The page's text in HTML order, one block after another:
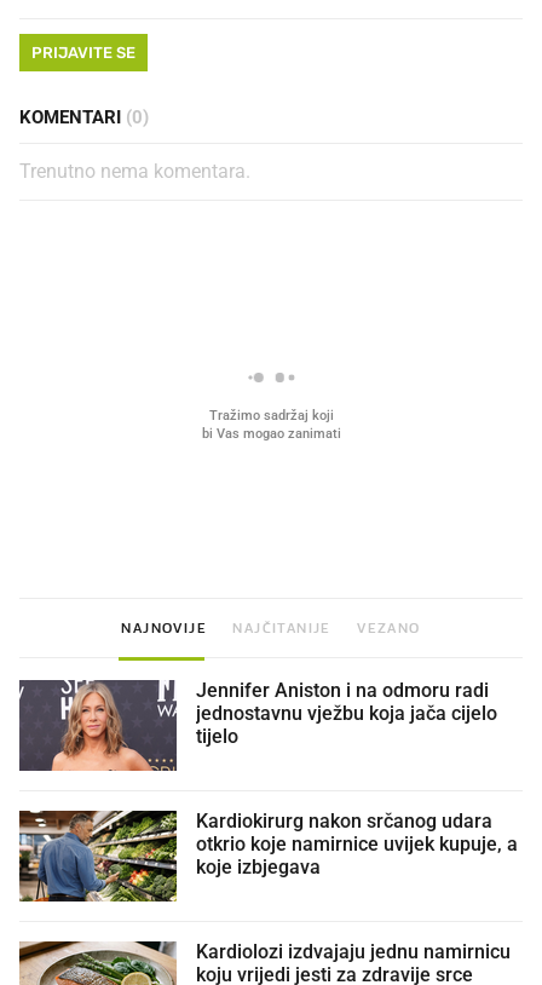
PRIJAVITE SE
KOMENTARI (0)
Trenutno nema komentara.
NAJNOVIJE NAJČITANIJE VEZANO
Jennifer Aniston i na odmoru radi
jednostavnu vježbu koja jača cijelo
tijelo
Kardiokirurg nakon srčanog udara
otkrio koje namirnice uvijek kupuje, a
koje izbjegava
Kardiolozi izdvajaju jednu namirnicu
koju vrijedi jesti za zdravije srce